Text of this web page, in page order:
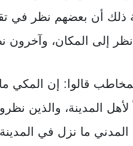
ذلك أن بعضهم نظر في
إلى المكان، وآخرون
قالوا: إن المكي
المدينة، والذين
ما نزل في